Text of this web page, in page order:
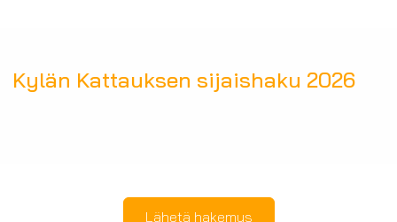
Kylän Kattauksen sijaishaku 2026